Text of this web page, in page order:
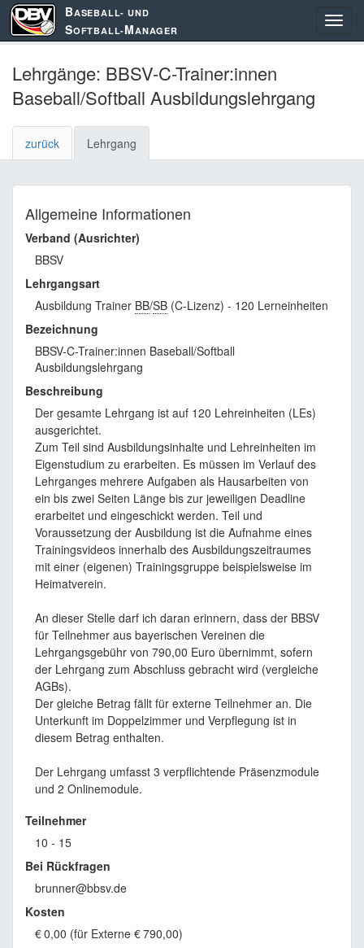
BASEBALL- UND
SOFTBALL-MANAGER
Lehrgänge: BBSV-C-Trainer:innen
Baseball/Softball Ausbildungslehrgang
zurück Lehrgang
Allgemeine Informationen
Verband (Ausrichter)
BBSV
Lehrgangsart
Ausbildung Trainer BB/SB (C-Lizenz) - 120 Lerneinheiten
Bezeichnung
BBSV-C-Trainer:innen Baseball/Softball
Ausbildungslehrgang
Beschreibung
Der gesamte Lehrgang ist auf 120 Lehreinheiten (LEs)
ausgerichtet.
Zum Teil sind Ausbildungsinhalte und Lehreinheiten im
Eigenstudium zu erarbeiten. Es müssen im Verlauf des
Lehrganges mehrere Aufgaben als Hausarbeiten von
ein bis zwei Seiten Länge bis zur jeweiligen Deadline
erarbeitet und eingeschickt werden. Teil und
Voraussetzung der Ausbildung ist die Aufnahme eines
Trainingsvideos innerhalb des Ausbildungszeitraumes
mit einer (eigenen) Trainingsgruppe beispielsweise im
Heimatverein.
An dieser Stelle darf ich daran erinnern, dass der BBSV
für Teilnehmer aus bayerischen Vereinen die
Lehrgangsgebühr von 790,00 Euro übernimmt, sofern
der Lehrgang zum Abschluss gebracht wird (vergleiche
AGBs).
Der gleiche Betrag fällt für externe Teilnehmer an. Die
Unterkunft im Doppelzimmer und Verpflegung ist in
diesem Betrag enthalten.
Der Lehrgang umfasst 3 verpflichtende Präsenzmodule
und 2 Onlinemodule.
Teilnehmer
10 - 15
Bei Rückfragen
brunner@bbsv.de
Kosten
€0,00 (für Externe €790,00)